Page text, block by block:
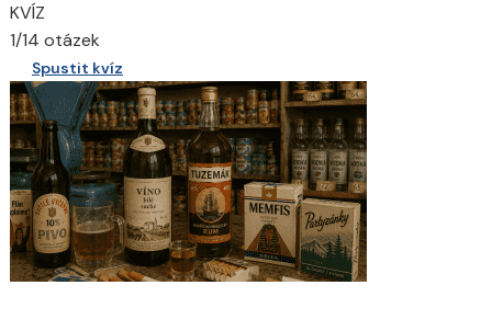
KVÍZ
1/14 otázek
Spustit kvíz